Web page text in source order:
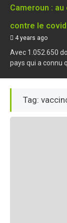
Cameroun :
contre le
4 years ago
Avec 1.052.650
pays qui a connu
Tag: